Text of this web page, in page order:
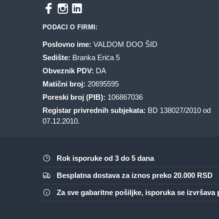
PODACI O FIRMI:
Poslovno ime: VALDOM DOO ŠID
Sedište: Branka Erića 5
Obveznik PDV: DA
Matični broj: 20695595
Poreski broj (PIB): 106867036
Registar privrednih subjekata: BD 138027/2010 od
07.12.2010.
Rok isporuke od 3 do 5 dana
Besplatna dostava za iznos preko 20.000 RSD
Za sve gabaritne pošiljke, isporuka se izvršava